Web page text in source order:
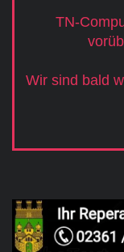
TN-
Wir sind bald